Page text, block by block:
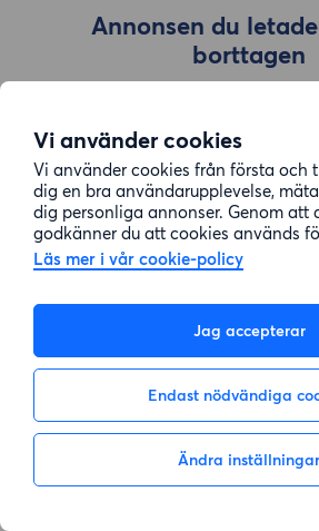
Vi använder cookies
Vi använder cookies från första och
dig en bra användarupplevelse,
dig personliga annonser. Genom att
godkänner du att cookies används
Läs mer i vår cookie-policy
Jag accepterar
Endast nödvändiga
Ändra inställningar
Annonsen du
borttagen
Gå till sök